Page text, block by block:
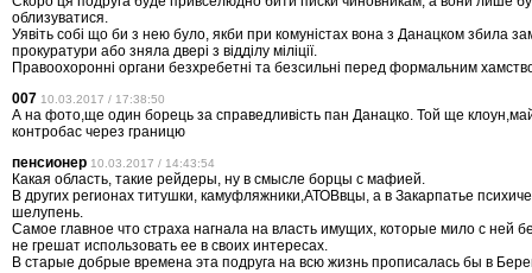
облизуватися.
Уявіть собі що би з нею було, якби при комуністах вона з Данацком збила
прокуратури або зняла двері з відділу міліції.
Правоохоронні органи безхребетні та безсильні перед формальним
007 10.03.2017 / 17:38:50
А на фото,ще один борець за справедливiсть пан Данацко. Той ще
контробас через границю
пенсионер 10.03.2017 / 14:43:54
Какая область, такие рейдеры, ну в смысле борцы с мафией.
В других регионах титушки, камуфляжники,АТОВвцы, а в Закарпатье
шелупень.
Самое главное что страха нагнала на власть имущих, которые мило с ней
не грешат использовать ее в своих интересах.
В старые добрые времена эта подруга на всю жизнь прописалась бы в